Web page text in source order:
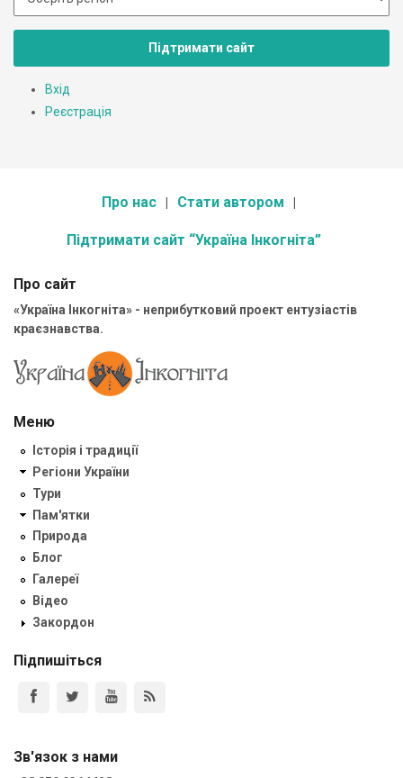
Підтримати сайт
Вхід
Реєстрація
Про нас Стати автором
Підтримати сайт “Україна Інкогніта”
Про сайт
«Україна Інкогніта» - неприбутковий проект ентузіастів
краєзнавства.
Меню
Історія і традиції
Регіони України
Тури
Пам'ятки
Природа
Блог
Галереї
Відео
Закордон
Підпишіться
Зв'язок з нами